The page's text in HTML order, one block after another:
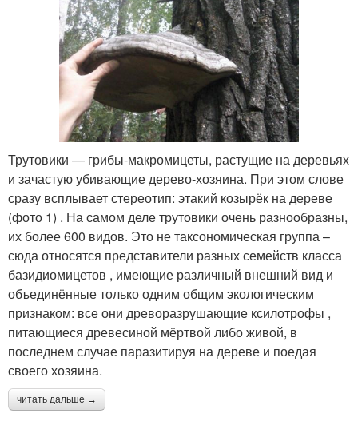
Трутовики — грибы-макромицеты, растущие на деревьях
и зачастую убивающие дерево-хозяина. При этом слове
сразу всплывает стереотип: этакий козырёк на дереве
(фото 1) . На самом деле трутовики очень разнообразны,
их более 600 видов. Это не таксономическая группа –
сюда относятся представители разных семейств класса
базидиомицетов , имеющие различный внешний вид и
объединённые только одним общим экологическим
признаком: все они древоразрушающие ксилотрофы ,
питающиеся древесиной мёртвой либо живой, в
последнем случае паразитируя на дереве и поедая
своего хозяина.
читать дальше →